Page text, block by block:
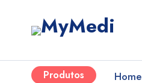
Produtos Home